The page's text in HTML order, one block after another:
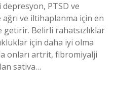
PTSD ve
ve iltihaplanma için en
getirir. Belirli rahatsızlıklar
için daha iyi olma
onları artrit, fibromiyalji
sativa…